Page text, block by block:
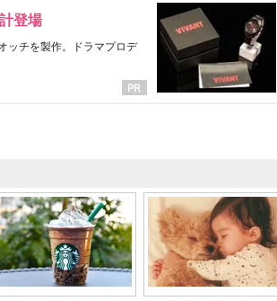
登場
ッチを製作。ドラマプロデ